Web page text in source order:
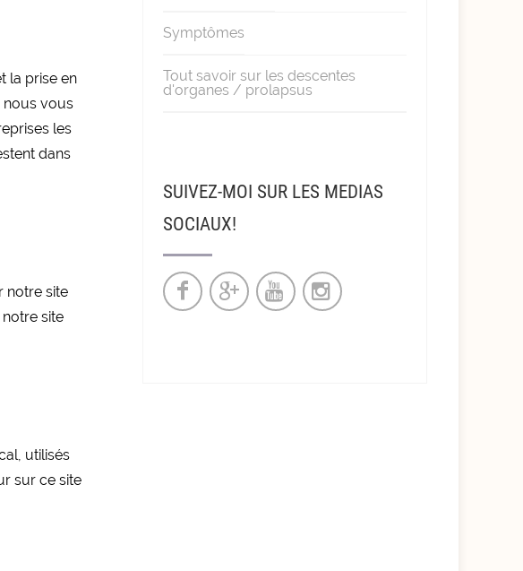
la prise en
nous vous
les
dans
notre site
site
utilisés
sur ce site
Symptômes
Tout savoir sur les descentes
d'organes / prolapsus
SUIVEZ-MOI SUR LES MEDIAS
SOCIAUX!